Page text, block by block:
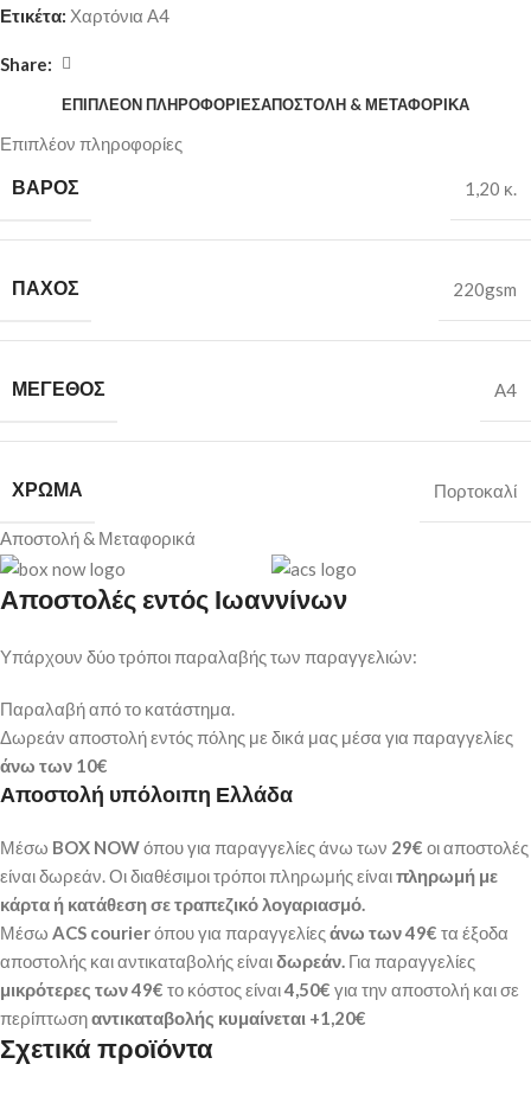
Ετικέτα: Χαρτόνια Α4
Share:
ΕΠΙΠΛΈΟΝ ΠΛΗΡΟΦΟΡΊΕΣΑΠΟΣΤΟΛΉ & ΜΕΤΑΦΟΡΙΚΆ
Επιπλέον πληροφορίες
ΒΆΡΟΣ 1,20 κ.
ΠΆΧΟΣ 220gsm
ΜΈΓΕΘΟΣ A4
ΧΡΏΜΑ Πορτοκαλί
Αποστολή & Μεταφορικά
Αποστολές εντός Ιωαννίνων
Υπάρχουν δύο τρόποι παραλαβής των παραγγελιών:
Παραλαβή από το κατάστημα.
Δωρεάν αποστολή εντός πόλης με δικά μας μέσα για παραγγελίες
άνω των 10€
Αποστολή υπόλοιπη Ελλάδα
Μέσω BOX NOWόπου για παραγγελίες άνω των 29€ οι αποστολές
είναι δωρεάν. Οι διαθέσιμοι τρόποι πληρωμής είναιπληρωμή με
κάρτα ή κατάθεση σε τραπεζικό λογαριασμό.
Μέσω ACS courierόπου για παραγγελίεςάνω των 49€ τα έξοδα
αποστολής και αντικαταβολής είναιδωρεάν. Για παραγγελίες
μικρότερες των 49€ το κόστος είναι4,50€ για την αποστολή και σε
περίπτωσηαντικαταβολής κυμαίνεται +1,20€
Σχετικά προϊόντα